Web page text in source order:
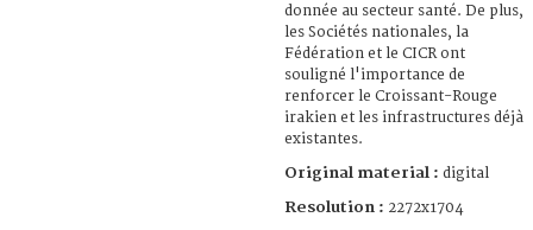
donnée au secteur santé. De plus,
les Sociétés nationales, la
Fédération et le CICR ont
souligné l'importance de
renforcer le Croissant-Rouge
irakien et les infrastructures déjà
existantes.
Original material : digital
Resolution : 2272x1704